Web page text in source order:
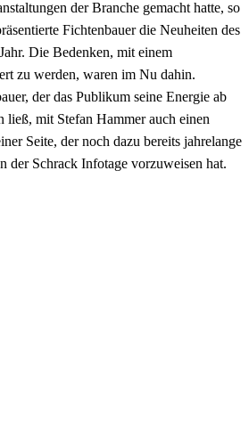
der Branche gemacht hatte, so
Fichtenbauer die Neuheiten des
Die Bedenken, mit einem
zu werden, waren im Nu dahin.
der das Publikum seine Energie ab
ließ, mit Stefan Hammer auch einen
Seite, der noch dazu bereits jahrelange
der Schrack Infotage vorzuweisen hat.